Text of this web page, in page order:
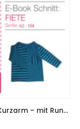
Shirt “FIETE”, Gr. 62 – 104, Langarm & Kurzarm – mit Rundhals oder V-Ausschnitt